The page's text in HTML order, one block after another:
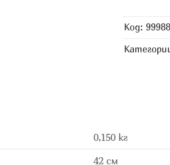
Код:
0,150 кг
42 см